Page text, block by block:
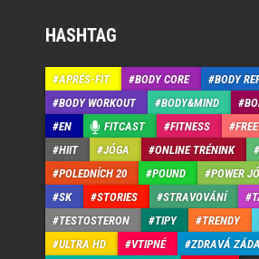
HASHTAG
APRÉS-FIT BODY CORE
BODY
BODY WORKOUT
BODY&MIND
EN
FITCAST FITNESS FREE
HIIT
JÓGA ONLINE TRÉNINK
POLEDNÍCH 20
POUND POWER
SK
STORIES STRAVOVÁNÍ
TESTOSTERON
TIPY TRENDY
ULTRA HD
VTIPNÉ ZDRAVÁ ZÁDA